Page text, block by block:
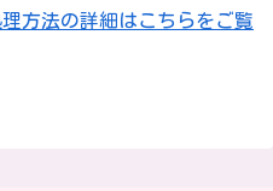
方法の詳細はこちらをご覧